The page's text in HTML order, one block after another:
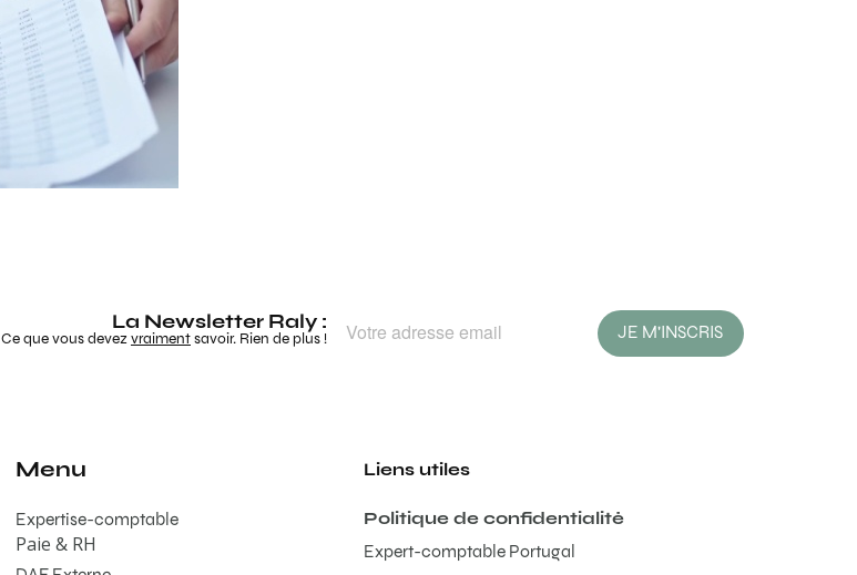
La Newsletter Raly :
Ce que vous devezvraimentsavoir. Rien de plus ! JE M'INSCRIS
Menu
Expertise-comptable
Paie & RH
Liens utiles
Politique de confidentialité
Expert-comptable Portugal